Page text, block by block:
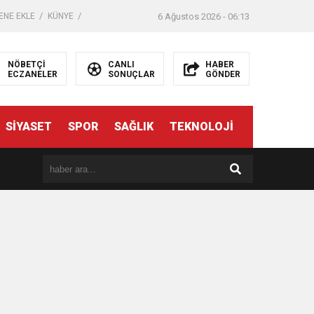
EKLE KÜNYE 6 Ağustos 2026 - 06:13
NÖBETÇİ
ECZANELER
CANLI
SONUÇLAR
HABER
GÖNDER
SİYASET SPOR SAĞLIK TEKNOLOJİ